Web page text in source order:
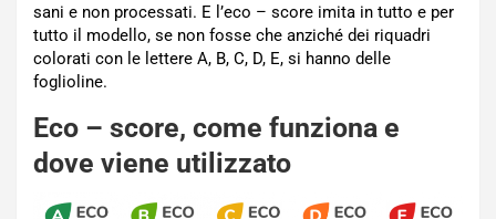
sani e non processati. E l’eco – score imita in tutto e per
tutto il modello, se non fosse che anziché dei riquadri
colorati con le lettere A, B, C, D, E, si hanno delle
foglioline.
Eco – score, come funziona e
dove viene utilizzato